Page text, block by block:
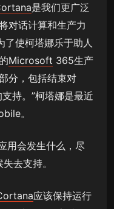
是我们更广泛
对话计算和生产力
了使柯塔娜乐于助人
Microsoft 365生产
分，包括结束对
持。”柯塔娜是最近
。
用会发生什么，尽
去支持。
应该保持运行